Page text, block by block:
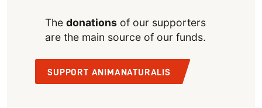
The donationsof our supporters
are the main source of our funds.
SUPPORT ANIMANATURALIS